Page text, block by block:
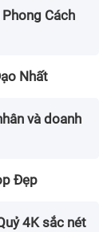
Cách
Nhất
và doanh
Đẹp
4K sắc nét